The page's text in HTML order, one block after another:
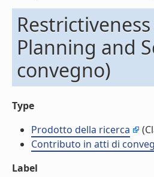
Planning and
convegno)
Type
Prodotto della ricerca
Contributo in atti di
Label